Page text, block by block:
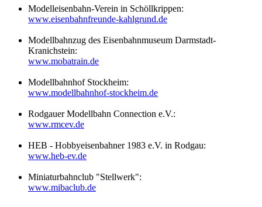
Modelleisenbahn-Verein in Schöllkrippen:
www.eisenbahnfreunde-kahlgrund.de
Modellbahnzug des Eisenbahnmuseum Darmstadt-
Kranichstein:
www.mobatrain.de
Modellbahnhof Stockheim:
www.modellbahnhof-stockheim.de
Rodgauer Modellbahn Connection e.V.:
www.rmcev.de
HEB - Hobbyeisenbahner 1983 e.V. in Rodgau:
www.heb-ev.de
Miniaturbahnclub "Stellwerk":
www.mibaclub.de